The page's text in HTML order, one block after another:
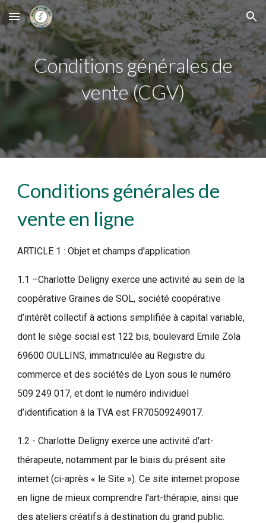
Skip to main content Skip to navigation
Conditions générales de
vente (CGV)
Conditions générales de
vente en ligne
ARTICLE 1 : Objet et champs d'application
1.1 –Charlotte Deligny exerce une activité au sein de la
coopérative Graines de SOL, société coopérative
d’intérêt collectif à actions simplifiée à capital variable,
dont le siège social est 122 bis, boulevard Emile Zola
69600 OULLINS, immatriculée au Registre du
commerce et des sociétés de Lyon sous le numéro
509 249 017, et dont le numéro individuel
d’identification à la TVA est FR70509249017.
1.2 - Charlotte Deligny exerce une activité d'art-
thérapeute, notamment par le biais du présent site
internet (ci-après « le Site »). Ce site internet propose
en ligne de mieux comprendre l'art-thérapie, ainsi que
des ateliers créatifs à destination du grand public.